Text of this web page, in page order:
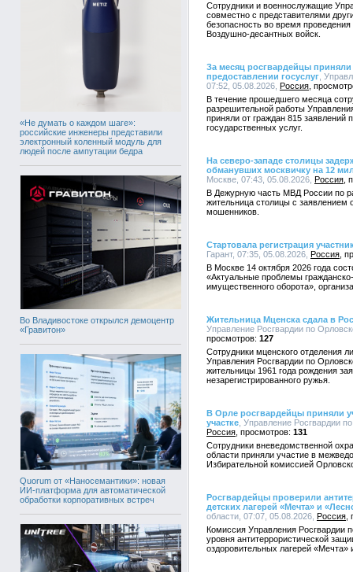
«Не думать о каждом шаге»:
российские инженеры представили
электронный коленный модуль для
людей после ампутации бедра
Во Владивостоке открылся демоцентр
«Гравитон»
Quorum от «Наносемантики»: новая
ИИ-платформа для автоматической
обработки корпоративных встреч
Сотрудники и военнослужащие
совместно с представителями
безопасность во время
Воздушно-десантных войск.
За месяц росгвардейцы приняли
предоставлении госуслуг ,
07:52, 05.08.2026, Россия
В течение прошедшего месяца
разрешительной работы
приняли от граждан 815 заявлений
государственных услуг.
На северо-западе столицы
обманувших москвичку на 12
Москве, 07:43, 05.08.2026, Россия
В Дежурную часть МВД России по
жительница столицы с заявлением
мошенников.
Стартовала регистрация
Гарант, 07:35, 05.08.2026, Россия
В Москве 14 октября 2026 года
«Актуальные проблемы
имущественного оборота»,
Жительница Мценска сдала в
Управление Росгвардии по
127
Сотрудники мценского отделения
Управления Росгвардии по
жительницы 1961 года рождения
незарегистрированного ружья.
В Орле росгвардейцы приняли
участке , Управление Росгвардии
Россия
131
Сотрудники вневедомственной
области приняли участие в
Избирательной комиссией
Росгвардейцы проверили
детских лагерей «Мечта» и
области, 07:07, 05.08.2026, Россия
Комиссия Управления Росгвардии
уровня антитеррористической
оздоровительных лагерей «Мечта»